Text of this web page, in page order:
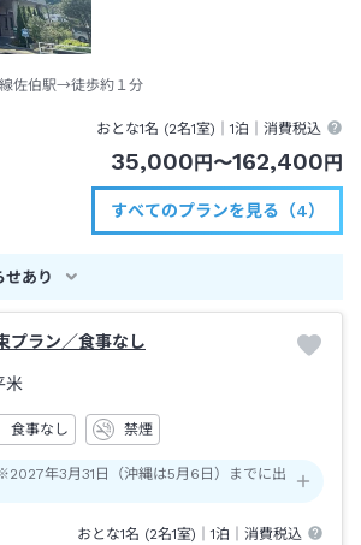
佐伯駅→徒歩約１分
おとな1名 (2名1室)｜1泊 ｜消費税込
35,000 円 〜162,400 円
すべてのプランを見る（4）
せあり
プラン／食事なし
米
食事なし 禁煙
年3月31日（沖縄は5月6日）までに出
おとな1名 (2名1室)｜1泊 ｜消費税込